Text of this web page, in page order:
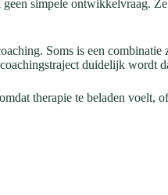
simpele ontwikkelvraag.
Soms is een
duidelijk wordt
therapie te beladen voelt,